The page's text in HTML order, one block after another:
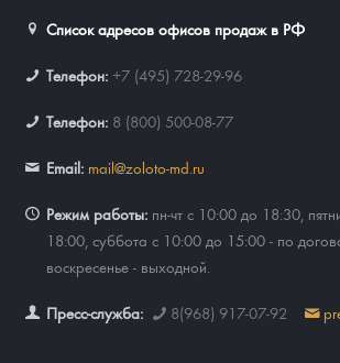
Список адресов офисов продаж в РФ
Телефон: +7 (495) 728-29-96
Телефон: 8 (800) 500-08-77
Email: mail@zoloto-md.ru
Режим работы: пн-чт с 10:00 до 18:30,
18:00, суббота с 10:00 до 15:00 - по
воскресенье - выходной.
Пресс-служба: 8(968) 917-07-92